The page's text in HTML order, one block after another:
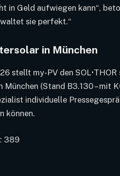
in Geld aufwiegen kann“,
sie perfekt.“
in München
stellt my-PV den
München (Stand B3.130 – mit
individuelle
können.
389